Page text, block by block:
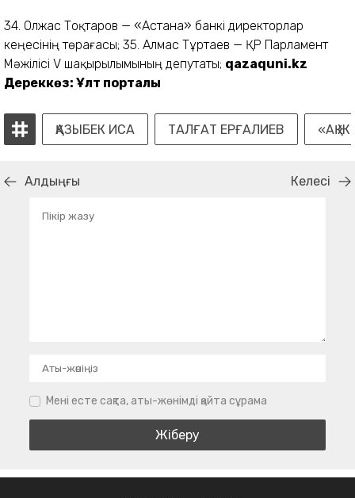
34. Олжас Тоқтаров — «Астана» банкі директорлар
кеңесінің төрағасы; 35. Алмас Тұртаев — ҚР Парламент
Мәжілісі V шақырылымының депутаты; qazaquni.kz
Дереккөз: Ұлт порталы
ҚАЗЫБЕК ИСА ТАЛҒАТ ЕРҒАЛИЕВ «АҚ
Алдыңғы Келесі
Мені есте сақта, аты-жөнімді қайта сұрама